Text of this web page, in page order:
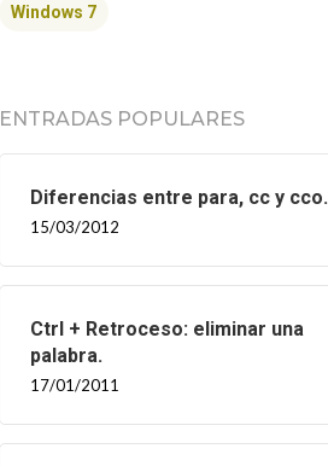
Windows 7
ENTRADAS POPULARES
Diferencias entre para, cc y cco.
15/03/2012
Ctrl + Retroceso: eliminar una
palabra.
17/01/2011